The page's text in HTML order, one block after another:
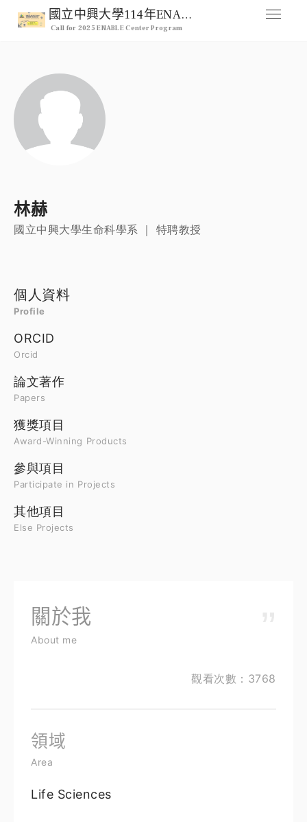
國立中興大學114年ENABLE Center 跨領域整合型研究計畫徵求公告
Call for 2025 ENABLE Center Program
人才列表
Professional
註冊
登入
Login
林赫
國立中興大學生命科學系 ｜ 特聘教授
個人資料
Profile
ORCID
Orcid
論文著作
Papers
獲獎項目
Award-Winning Products
參與項目
Participate in Projects
其他項目
Else Projects
關於我
About me
觀看次數：3768
領域
Area
Life Sciences